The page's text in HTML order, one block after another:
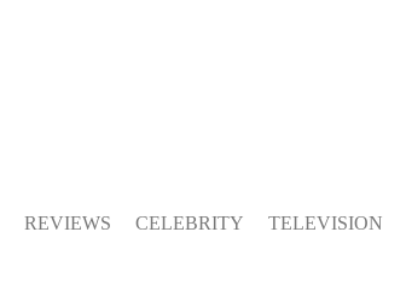
REVIEWS CELEBRITY TELEVISION